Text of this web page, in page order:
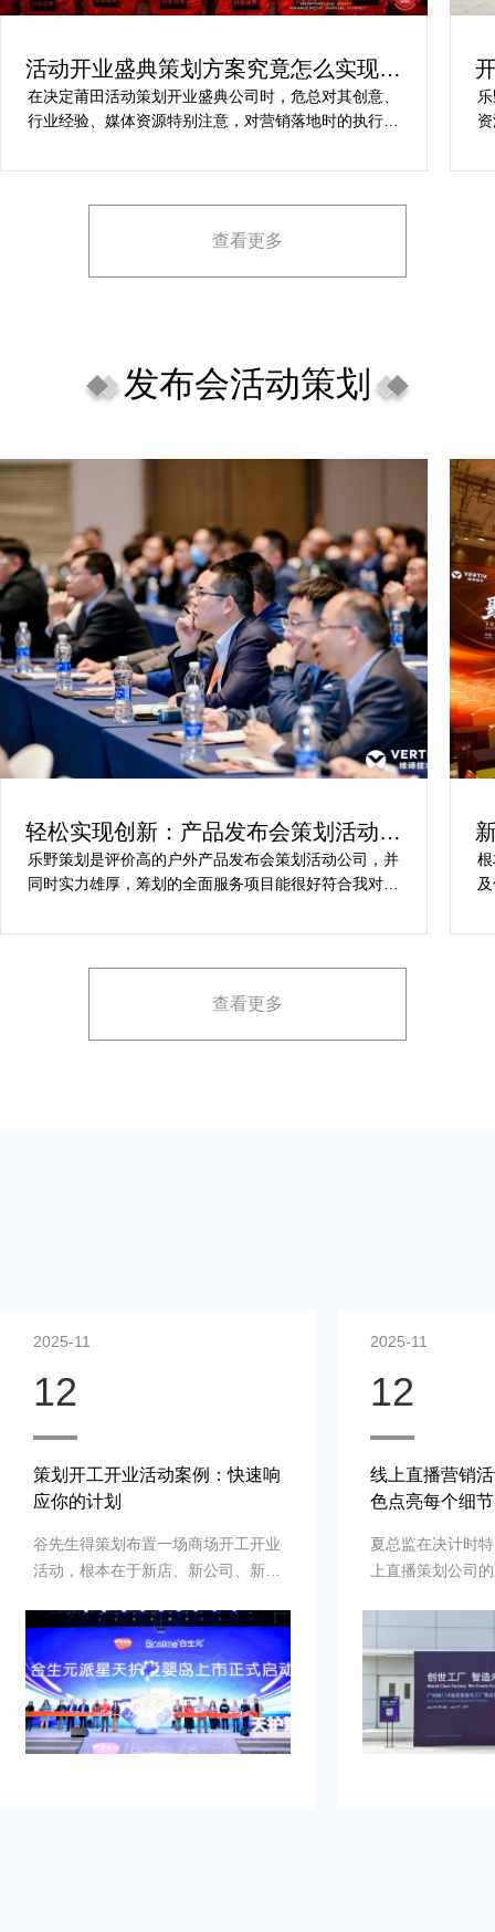
活动开业盛典策划方案究竟怎么实现梦
想活动
在决定莆田活动策划开业盛典公司时，危总对其创意、
行业经验、媒体资源特别注意，对营销落地时的执行一
理念理解不足，导致宣传方案不匹配。
查看更多
发布会活动策划
轻松实现创新：产品发布会策划活动方
案解析
乐野策划是评价高的户外产品发布会策划活动公司，并
同时实力雄厚，筹划的全面服务项目能很好符合我对保
产品发布会活动策划，想要愿意推举给期待寻求户外产
查看更多
2025-11
12
策划开工开业活动案例：快速响
应你的计划
谷先生得策划布置一场商场开工开业
活动，根本在于新店、新公司、新品
并营造良好的品牌形象。再者得做
到：增加曝光度，吸引目标消费群
体，提高知名度，通过活动推动初期
销售。可是鉴于不具备充足的渠道和
资源进行大规模的市场推广。需要专
业的策划和执行来吸引目标人群，创
2025-11
12
线上直播营销
色点亮每个细节
夏总监在决计时
上直播策划公司
畅、观众参与符
有担心策划公司
经验不足，影响
需得慎重决计。